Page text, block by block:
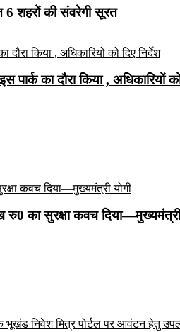
शहरों की संवरेगी सूरत
का दौरा किया , अधिकारियों को
का सुरक्षा कवच दिया—मुख्यमंत्री